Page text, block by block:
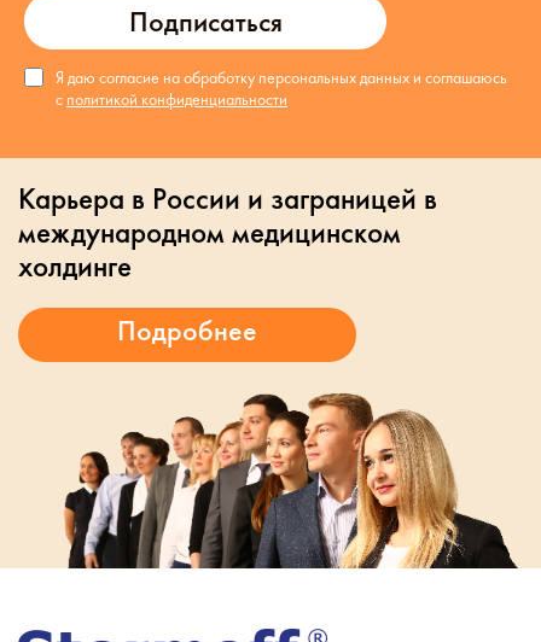
Подписаться
Я даю согласие на обработку персональных данных и соглашаюсь
с политикой конфиденциальности
Карьера в России и заграницей в
международном медицинском
холдинге